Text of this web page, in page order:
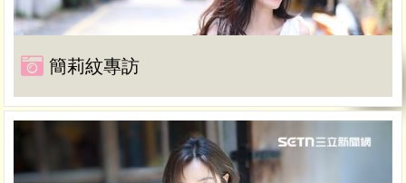
簡莉紋專訪